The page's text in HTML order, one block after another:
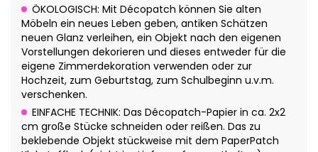
ÖKOLOGISCH: Mit Décopatch können Sie alten
Möbeln ein neues Leben geben, antiken Schätzen
neuen Glanz verleihen, ein Objekt nach den eigenen
Vorstellungen dekorieren und dieses entweder für die
eigene Zimmerdekoration verwenden oder zur
Hochzeit, zum Geburtstag, zum Schulbeginn u.v.m.
verschenken.
EINFACHE TECHNIK: Das Décopatch-Papier in ca. 2x2
cm große Stücke schneiden oder reißen. Das zu
beklebende Objekt stückweise mit dem PaperPatch